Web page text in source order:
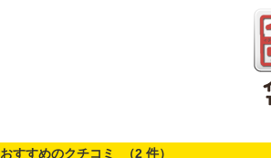
おすすめのクチコミ （2 件）